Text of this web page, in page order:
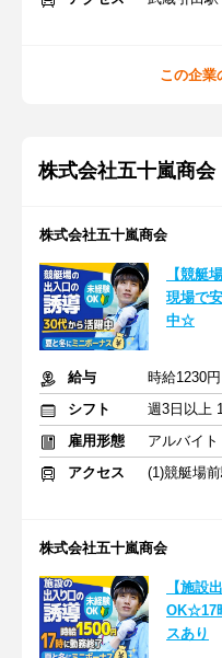
この企業
株式会社五十嵐商会
株式会社五十嵐商会
【競艇
現場で
中☆
給与
時給1230
シフト
週3日以上
雇用形態
アルバイト
アクセス
株式会社五十嵐商会
【施設
OK☆17
スあり